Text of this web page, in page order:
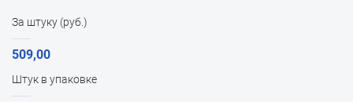
За штуку (руб.)
509,00
Штук в упаковке